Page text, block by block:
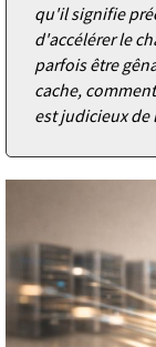
qu'il signifie
d'accélérer le
parfois être
cache,
est judicieux de